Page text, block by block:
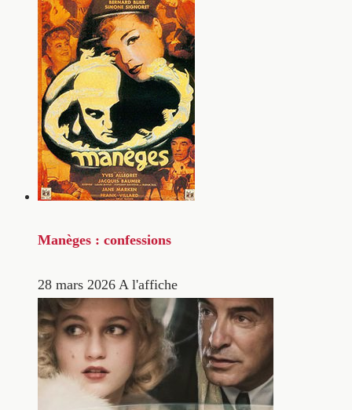
Manèges : confessions
28 mars 2026 A l'affiche